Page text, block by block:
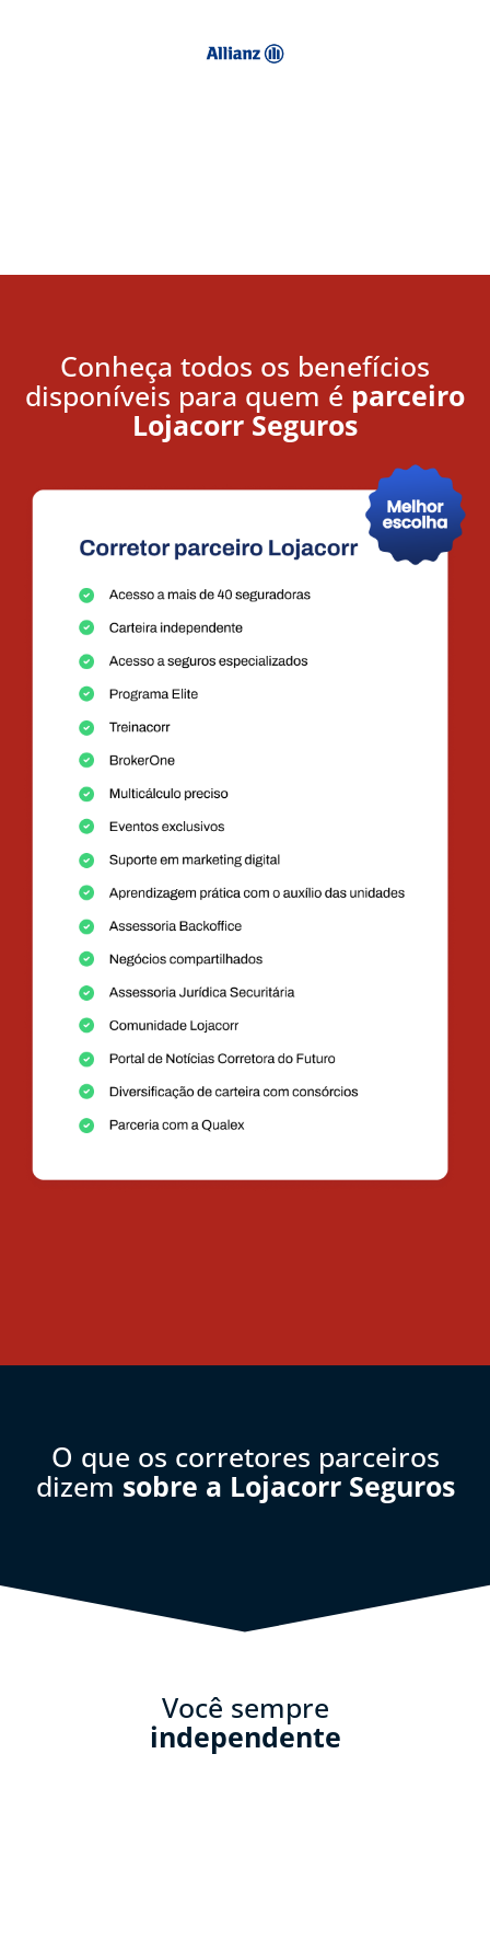
Conheça todos os benefícios
disponíveis para quem é parceiro
Lojacorr Seguros
O que os corretores parceiros
dizem sobre a Lojacorr Seguros
Você sempre
independente